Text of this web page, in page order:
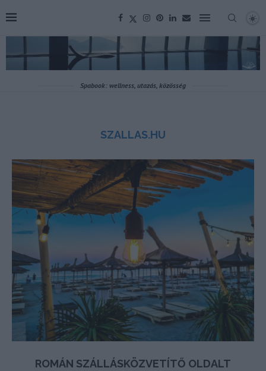
Spabook: wellness, utazás, közösség
SZALLAS.HU
ROMÁN SZÁLLÁSKÖZVETÍTŐ OLDALT